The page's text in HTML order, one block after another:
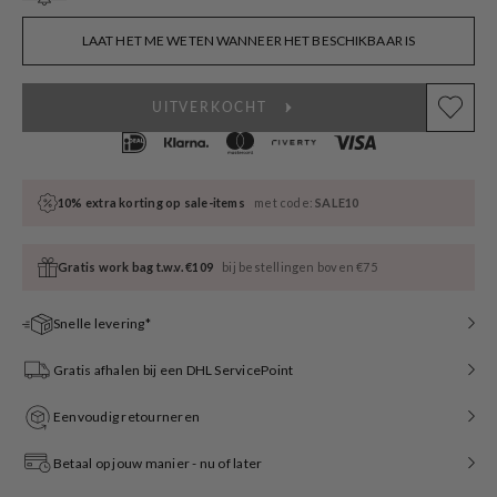
out
unavailableLAAT HET ME WETEN WANNEER HET BESCHIKBAAR IS
UITVERKOCHT
10% extra korting op sale-items met code:SALE10
Gratis work bag t.w.v. €109 bij bestellingen boven €75
Snelle levering*
Gratis afhalen bij een DHL ServicePoint
Eenvoudig retourneren
Betaal op jouw manier - nu of later